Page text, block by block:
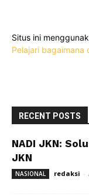
Situs ini
Pelajari bagaimana
RECENT POSTS
NADI JKN:
JKN
NASIONAL redaksi -